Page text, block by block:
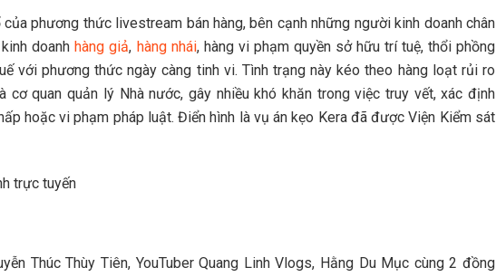
phương thức livestream bán hàng, bên cạnh những người kinh doanh chân
doanh hàng giả, hàng nhái, hàng vi phạm quyền sở hữu trí tuệ, thổi phồng
với phương thức ngày càng tinh vi. Tình trạng này kéo theo hàng loạt rủi ro
cơ quan quản lý Nhà nước, gây nhiều khó khăn trong việc truy vết, xác định
hoặc vi phạm pháp luật. Điển hình là vụ án kẹo Kera đã được Viện Kiểm sát
Thúc Thùy Tiên, YouTuber Quang Linh Vlogs, Hằng Du Mục cùng 2 đồng